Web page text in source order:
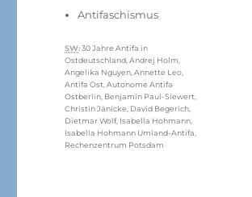
Kategorien
Antifaschismus
Schlagwörter
SW:30 Jahre Antifa in
Ostdeutschland ,Andrej Holm
Angelika Nguyen ,Annette Leo
Antifa Ost ,Autonome Antifa
Ostberlin Benjamin Paul-Siewert
Christin Jänicke David Begerich
Dietmar Wolf, Isabella Hohmann
Isabella Hohmann Umland-Antifa
Rechenzentrum Potsdam